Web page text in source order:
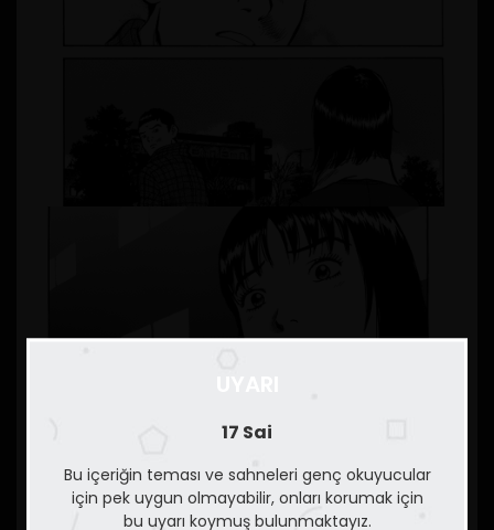
17 Sai
Bu içeriğin teması ve sahneleri genç okuyucular
için pek uygun olmayabilir, onları korumak için
bu uyarı koymuş bulunmaktayız.